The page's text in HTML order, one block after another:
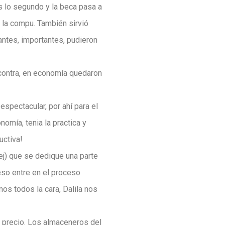
lo segundo y la beca pasa a
compu. También sirvió
importantes, pudieron
en economía quedaron
por ahí para el
tenia la practica y
que se dedique una parte
entre en el proceso
todos la cara, Dalila nos
Los almaceneros del